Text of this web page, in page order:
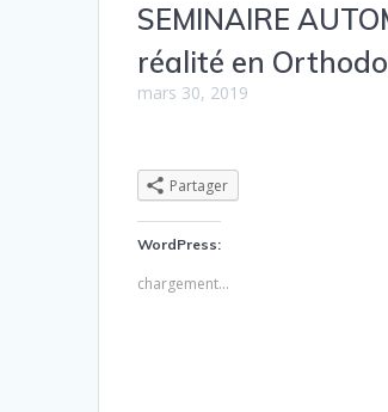
SEMINAIRE
réalité en
mars 30, 2019
Partager
WordPress:
chargement…